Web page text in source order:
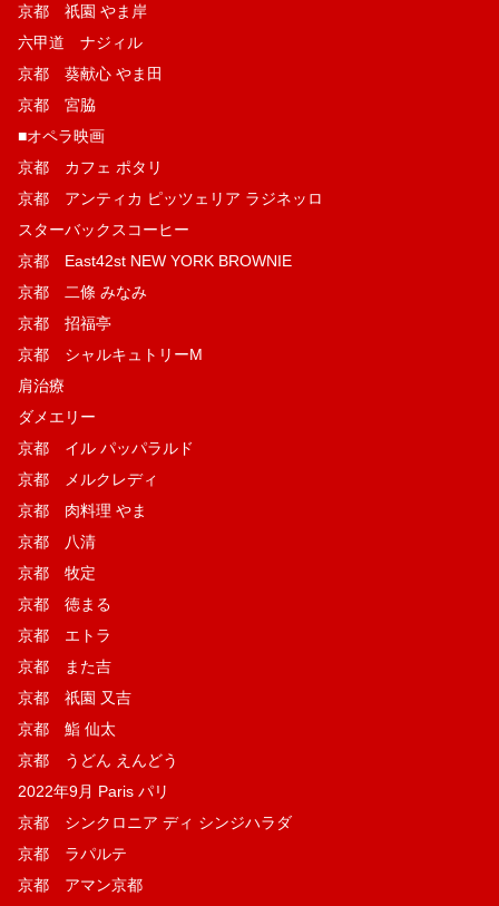
京都 祇園 やま岸
六甲道 ナジィル
京都 葵献心 やま田
京都 宮脇
■オペラ映画
京都 カフェ ポタリ
京都 アンティカ ピッツェリア ラジネッロ
スターバックスコーヒー
京都 East42st NEW YORK BROWNIE
京都 二條 みなみ
京都 招福亭
京都 シャルキュトリーM
肩治療
ダメエリー
京都 イル パッパラルド
京都 メルクレディ
京都 肉料理 やま
京都 八清
京都 牧定
京都 徳まる
京都 エトラ
京都 また吉
京都 祇園 又吉
京都 鮨 仙太
京都 うどん えんどう
2022年9月 Paris パリ
京都 シンクロニア ディ シンジハラダ
京都 ラパルテ
京都 アマン京都